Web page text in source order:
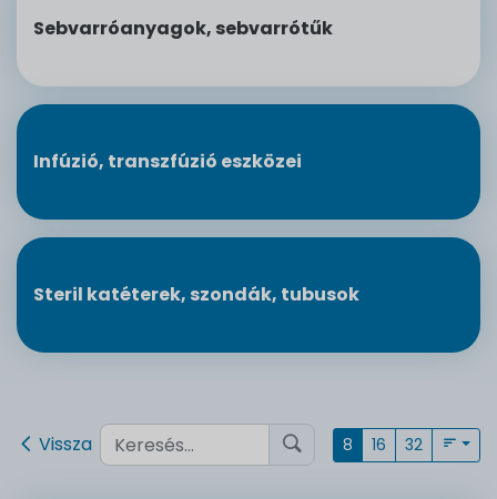
Sebvarróanyagok, sebvarrótűk
Infúzió, transzfúzió eszközei
Steril katéterek, szondák, tubusok
Vissza 8 16 32